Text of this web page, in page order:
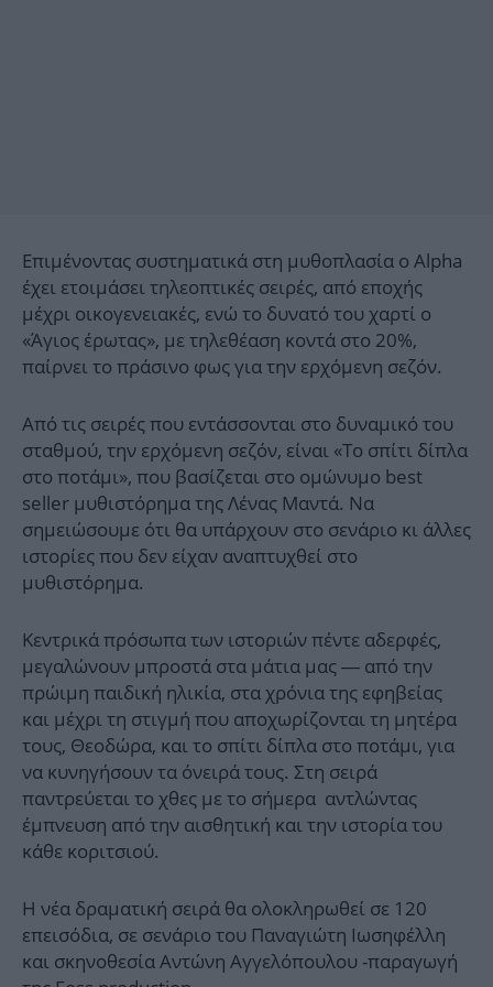
Επιμένοντας συστηματικά στη μυθοπλασία ο Alpha
έχει ετοιμάσει τηλεοπτικές σειρές, από εποχής
μέχρι οικογενειακές, ενώ το δυνατό του χαρτί ο
«Άγιος έρωτας», με τηλεθέαση κοντά στο 20%,
παίρνει το πράσινο φως για την ερχόμενη σεζόν.
Από τις σειρές που εντάσσονται στο δυναμικό του
σταθμού, την ερχόμενη σεζόν, είναι «Το σπίτι δίπλα
στο ποτάμι», που βασίζεται στο ομώνυμο best
seller μυθιστόρημα της Λένας Μαντά. Να
σημειώσουμε ότι θα υπάρχουν στο σενάριο κι άλλες
ιστορίες που δεν είχαν αναπτυχθεί στο
μυθιστόρημα.
Κεντρικά πρόσωπα των ιστοριών πέντε αδερφές,
μεγαλώνουν μπροστά στα μάτια μας — από την
πρώιμη παιδική ηλικία, στα χρόνια της εφηβείας
και μέχρι τη στιγμή που αποχωρίζονται τη μητέρα
τους, Θεοδώρα, και το σπίτι δίπλα στο ποτάμι, για
να κυνηγήσουν τα όνειρά τους. Στη σειρά
παντρεύεται το χθες με το σήμερα αντλώντας
έμπνευση από την αισθητική και την ιστορία του
κάθε κοριτσιού.
Η νέα δραματική σειρά θα ολοκληρωθεί σε 120
επεισόδια, σε σενάριο του Παναγιώτη Ιωσηφέλλη
και σκηνοθεσία Αντώνη Αγγελόπουλου -παραγωγή